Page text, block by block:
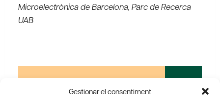
Gestionar el consentiment
Microelectrònica de Barcelona, Parc de Recerca
UAB
Subscriu-te al butlletí